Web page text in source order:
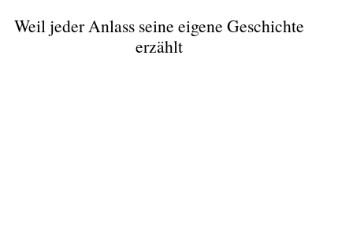
Weil jeder Anlass seine eigene Geschichte
erzählt